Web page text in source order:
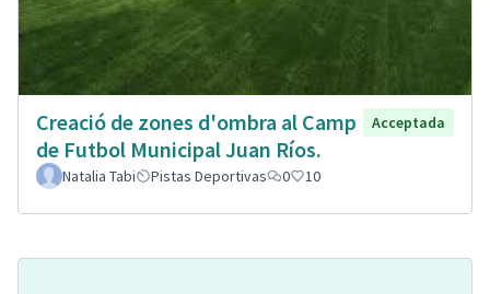
Creació de zones d'ombra al Camp
de Futbol Municipal Juan Ríos.
Acceptada
Natalia Tabi Pistas Deportivas 0 10